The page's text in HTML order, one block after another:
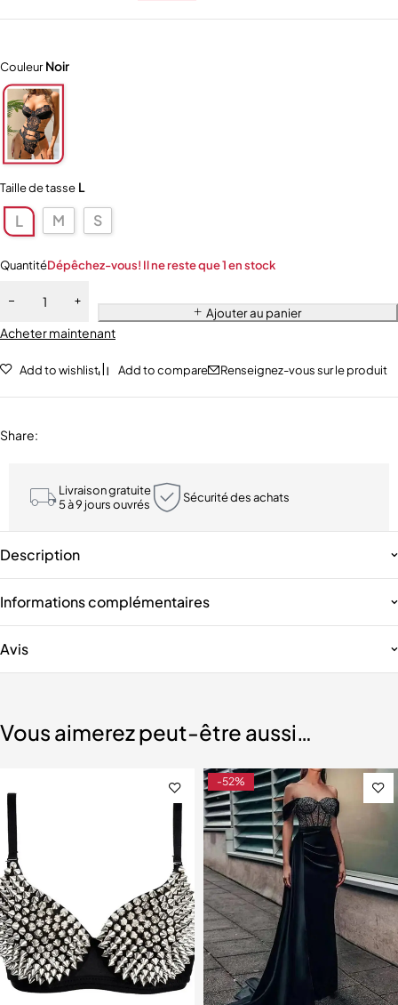
Couleur Noir
Taille de tasse L
L M S
QuantitéDépêchez-vous! Il ne reste que 1 en stock
Ajouter au panier
Acheter maintenant
Add to wishlist Add to compare Renseignez-vous sur le produit
Share:
Livraison gratuite
5 à 9 jours ouvrés
Sécurité des achats
Description
Informations complémentaires
Avis
Vous aimerez peut-être aussi…
-52%